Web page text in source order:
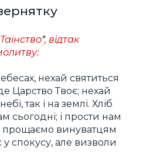
*, відтак
нехай святиться
Царство Твоє; нехай
так і на землі. Хліб
і прости нам
прощаємо винуватцям
спокусу, але визволи